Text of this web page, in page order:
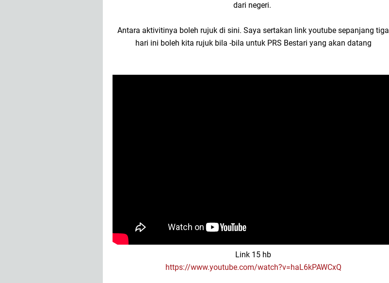
dari negeri.
Antara aktivitinya boleh rujuk di sini. Saya sertakan link youtube sepanjang tiga
hari ini boleh kita rujuk bila -bila untuk PRS Bestari yang akan datang
Link 15 hb
https://www.youtube.com/watch?v=haL6kPAWCxQ